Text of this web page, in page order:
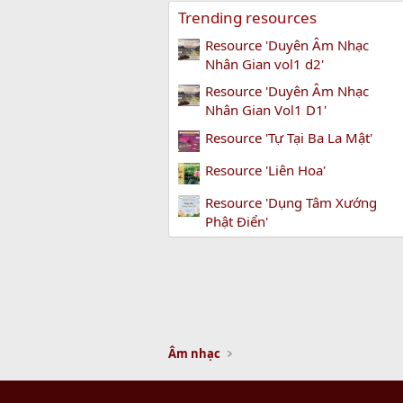
Trending resources
Resource 'Duyên Âm Nhạc
Nhân Gian vol1 d2'
Resource 'Duyên Âm Nhạc
Nhân Gian Vol1 D1'
Resource 'Tự Tại Ba La Mật'
Resource 'Liên Hoa'
Resource 'Dụng Tâm Xướng
Phật Điển'
Âm nhạc